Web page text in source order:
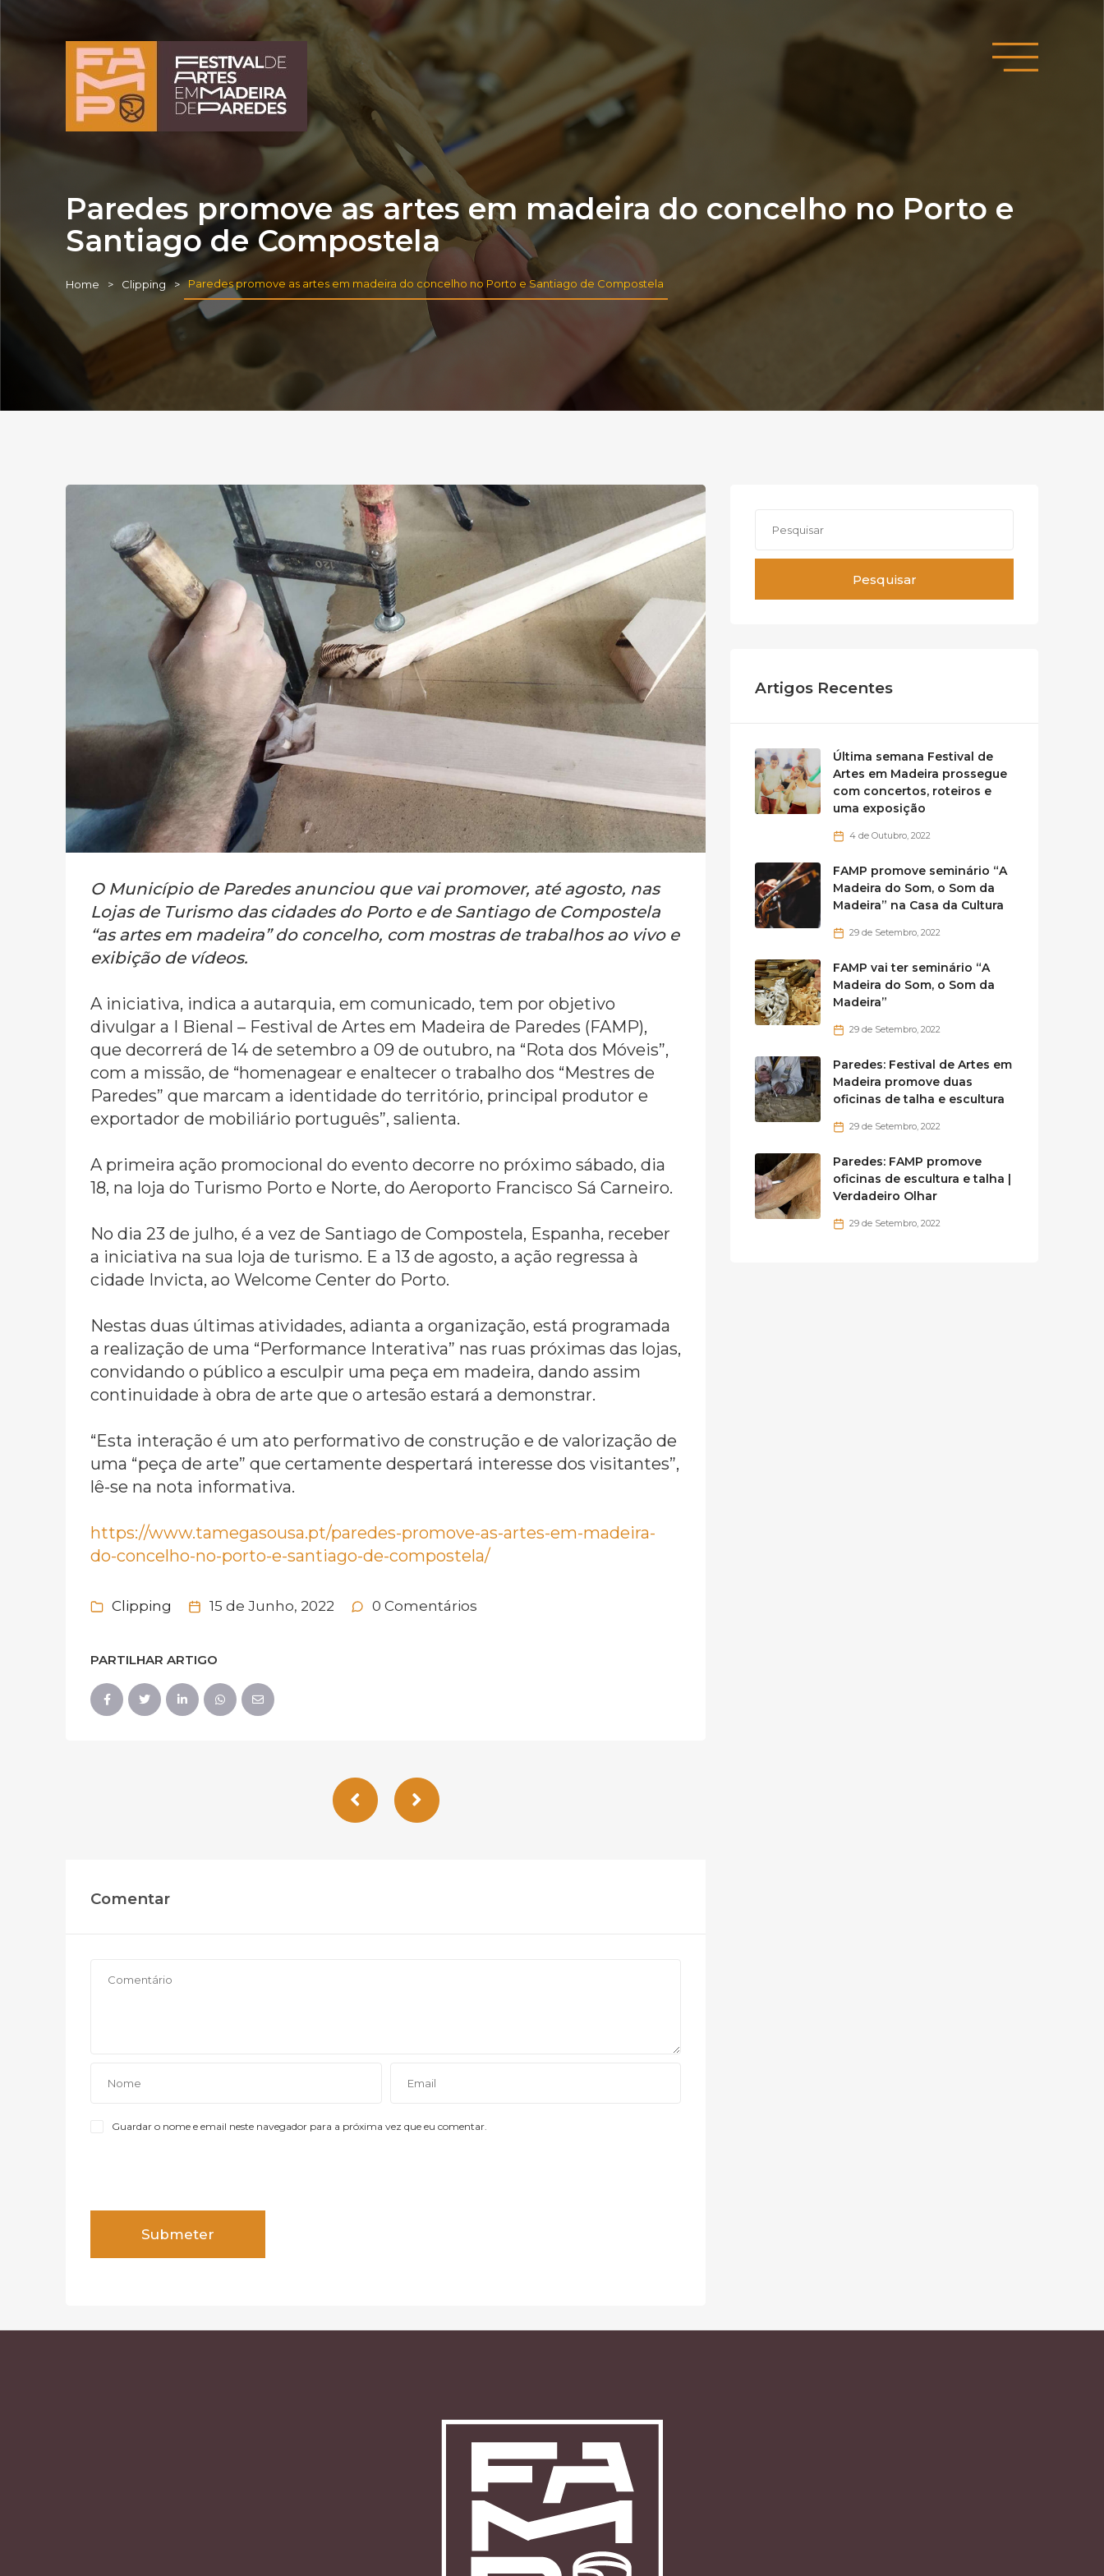
Paredes promove as artes em madeira do concelho no Porto e
Santiago de Compostela
Home Clipping Paredes promove as artes em madeira do concelho no Porto e Santiago de Compostela
O Município de Paredes anunciou que vai promover, até agosto, nas
Lojas de Turismo das cidades do Porto e de Santiago de Compostela
“as artes em madeira” do concelho, com mostras de trabalhos ao vivo e
exibição de vídeos.
A iniciativa, indica a autarquia, em comunicado, tem por objetivo
divulgar a I Bienal – Festival de Artes em Madeira de Paredes (FAMP),
que decorrerá de 14 de setembro a 09 de outubro, na “Rota dos Móveis”,
com a missão, de “homenagear e enaltecer o trabalho dos “Mestres de
Paredes” que marcam a identidade do território, principal produtor e
exportador de mobiliário português”, salienta.
A primeira ação promocional do evento decorre no próximo sábado, dia
18, na loja do Turismo Porto e Norte, do Aeroporto Francisco Sá Carneiro.
No dia 23 de julho, é a vez de Santiago de Compostela, Espanha, receber
a iniciativa na sua loja de turismo. E a 13 de agosto, a ação regressa à
cidade Invicta, ao Welcome Center do Porto.
Nestas duas últimas atividades, adianta a organização, está programada
a realização de uma “Performance Interativa” nas ruas próximas das lojas,
convidando o público a esculpir uma peça em madeira, dando assim
continuidade à obra de arte que o artesão estará a demonstrar.
“Esta interação é um ato performativo de construção e de valorização de
uma “peça de arte” que certamente despertará interesse dos visitantes”,
lê-se na nota informativa.
https://www.tamegasousa.pt/paredes-promove-as-artes-em-madeira-
do-concelho-no-porto-e-santiago-de-compostela/
Clipping 15 de Junho, 2022 0 Comentários
PARTILHAR ARTIGO
Comentar
Guardar o nome e email neste navegador para a próxima vez que eu comentar.
Pesquisar
Artigos Recentes
Última semana Festival de
Artes em Madeira prossegue
com concertos, roteiros e
uma exposição
4 de Outubro, 2022
FAMP promove seminário “A
Madeira do Som, o Som da
Madeira” na Casa da Cultura
29 de Setembro, 2022
FAMP vai ter seminário “A
Madeira do Som, o Som da
Madeira”
29 de Setembro, 2022
Paredes: Festival de Artes em
Madeira promove duas
oficinas de talha e escultura
29 de Setembro, 2022
Paredes: FAMP promove
oficinas de escultura e talha |
Verdadeiro Olhar
29 de Setembro, 2022